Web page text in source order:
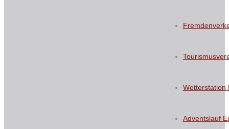
Wetterstation
Adventslauf